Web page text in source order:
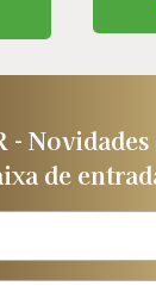
-
de